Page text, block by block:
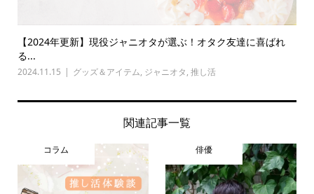
【2024年更新】現役ジャニオタが選ぶ！オタク友達に喜ばれ
る...
2024.11.15 グッズ＆アイテム, ジャニオタ, 推し活
関連記事一覧
コラム 俳優